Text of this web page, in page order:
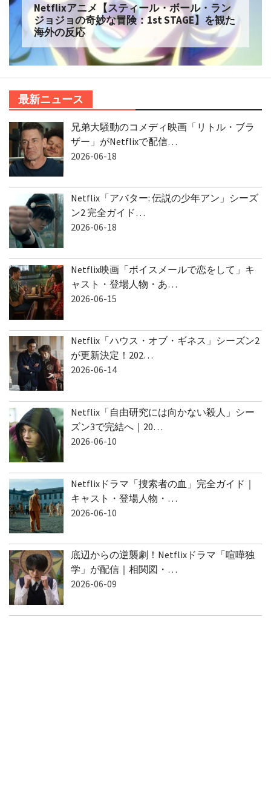
Netflixアニメ【スティール・ボール・ラン
ジョジョの奇妙な冒険：1st STAGE】を観た
海外の反応
最新ニュース
兄弟大騒動のコメディ映画「リトル・ブラ
ザー」がNetflixで配信…
2026-06-18
Netflix「アバター: 伝説の少年アン」シーズ
ン2 完全ガイド…
2026-06-18
Netflix映画「ボイスメールで恋をして」キ
ャスト・登場人物・あ…
2026-06-15
Netflix「ハウス・オブ・ギネス」シーズン2
が更新決定！202…
2026-06-14
Netflix「自由研究には向かない殺人」シー
ズン3で完結へ｜20…
2026-06-10
Netflixドラマ「捜索者の血」完全ガイド｜
キャスト・登場人物・…
2026-06-10
底辺からの逆襲劇！Netflixドラマ「喧嘩独
学」が配信｜相関図・…
2026-06-09